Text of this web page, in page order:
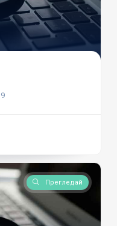
Прегледай